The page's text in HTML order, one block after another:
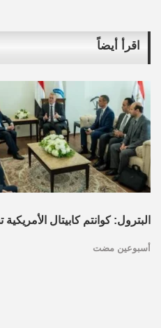
اقرأ أيضاً
البترول: كوانتم كابيتال
أسبوعين مضت